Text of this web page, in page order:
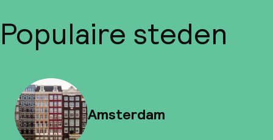
Populaire steden
Amsterdam